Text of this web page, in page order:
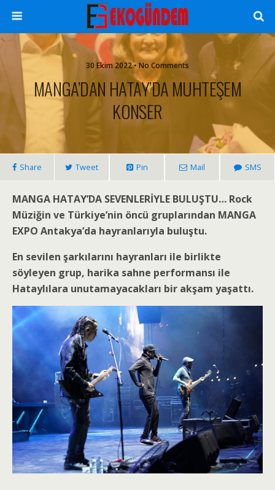
30 Ekim 2022 • No Comments
MANGA’DAN HATAY’DA MUHTEŞEM
KONSER
Share Tweet Pin Mail SMS
MANGA HATAY’DA SEVENLERİYLE BULUŞTU… Rock
Müziğin ve Türkiye’nin öncü gruplarından MANGA
EXPO Antakya’da hayranlarıyla buluştu.
En sevilen şarkılarını hayranları ile birlikte
söyleyen grup, harika sahne performansı ile
Hataylılara unutamayacakları bir akşam yaşattı.